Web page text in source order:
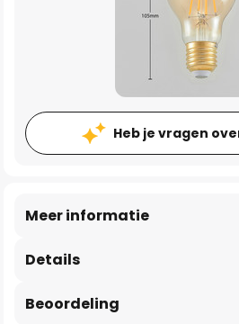
Heb je vragen
Details
Meer informatie
Beoordeling